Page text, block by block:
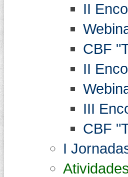
II
CBF
II
III
CBF
I